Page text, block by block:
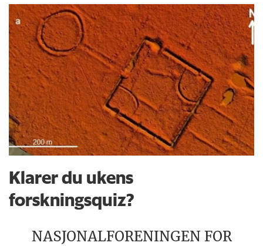
Klarer du ukens
forskningsquiz?
NASJONALFORENINGEN FOR